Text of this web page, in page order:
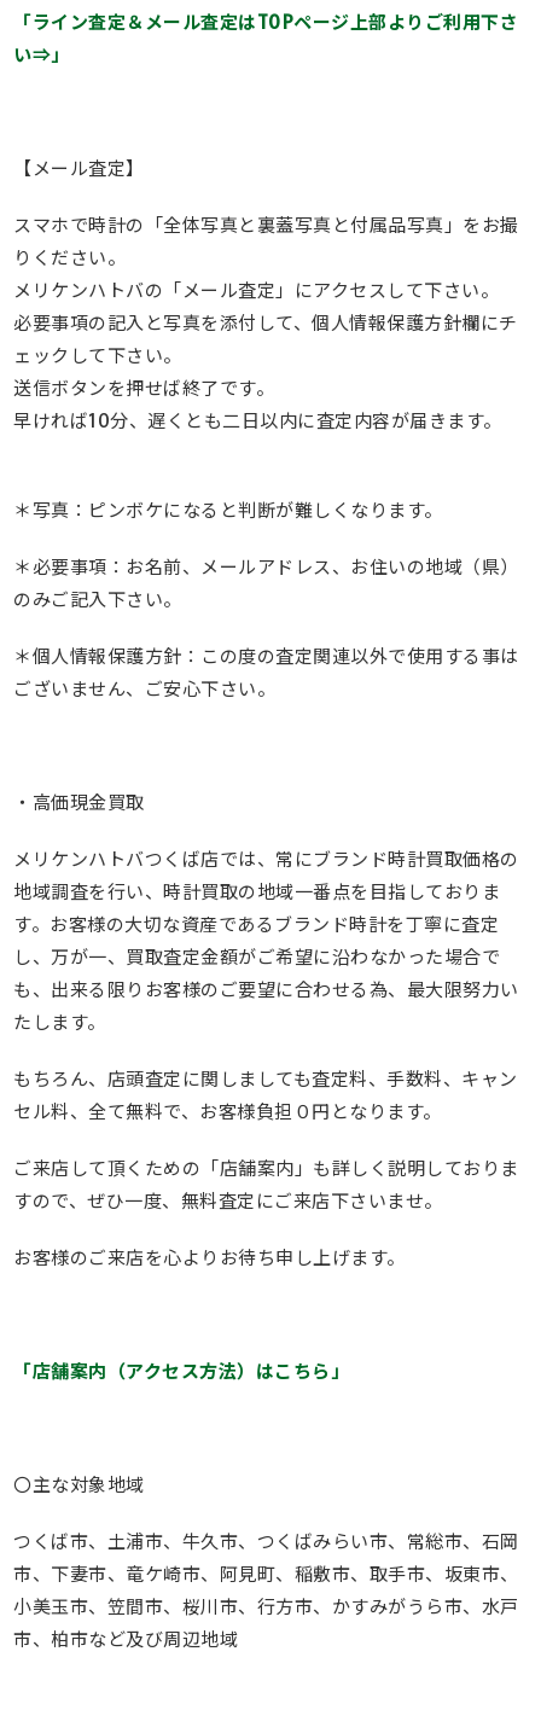
「ライン査定＆メール査定はTOPページ上部よりご利用下さ
い⇒」
【メール査定】
スマホで時計の「全体写真と裏蓋写真と付属品写真」をお撮
りください。
メリケンハトバの「メール査定」にアクセスして下さい。
必要事項の記入と写真を添付して、個人情報保護方針欄にチ
ェックして下さい。
送信ボタンを押せば終了です。
早ければ10分、遅くとも二日以内に査定内容が届きます。
＊写真：ピンボケになると判断が難しくなります。
＊必要事項：お名前、メールアドレス、お住いの地域（県）
のみご記入下さい。
＊個人情報保護方針：この度の査定関連以外で使用する事は
ございません、ご安心下さい。
・高価現金買取
メリケンハトバつくば店では、常にブランド時計買取価格の
地域調査を行い、時計買取の地域一番点を目指しておりま
す。お客様の大切な資産であるブランド時計を丁寧に査定
し、万が一、買取査定金額がご希望に沿わなかった場合で
も、出来る限りお客様のご要望に合わせる為、最大限努力い
たします。
もちろん、店頭査定に関しましても査定料、手数料、キャン
セル料、全て無料で、お客様負担０円となります。
ご来店して頂くための「店舗案内」も詳しく説明しておりま
すので、ぜひ一度、無料査定にご来店下さいませ。
お客様のご来店を心よりお待ち申し上げます。
「店舗案内（アクセス方法）はこちら」
〇主な対象地域
つくば市、土浦市、牛久市、つくばみらい市、常総市、石岡
市、下妻市、竜ケ崎市、阿見町、稲敷市、取手市、坂東市、
小美玉市、笠間市、桜川市、行方市、かすみがうら市、水戸
市、柏市など及び周辺地域